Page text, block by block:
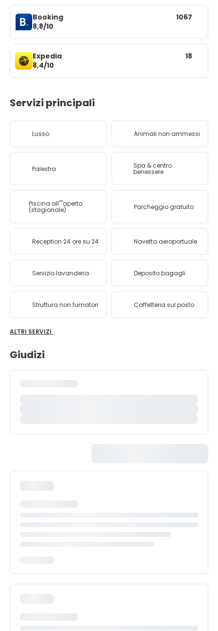
Booking
8,8/10
1067
Expedia
8,4/10
18
Servizi principali
Lusso Animali non ammessi
Palestra Spa & centro
benessere
Piscina all''''aperto
(stagionale) Parcheggio gratuito
Reception 24 ore su 24 Navetta aeroportuale
Servizio lavanderia Deposito bagagli
Struttura non fumatori Caffetteria sul posto
ALTRI SERVIZI
Giudizi